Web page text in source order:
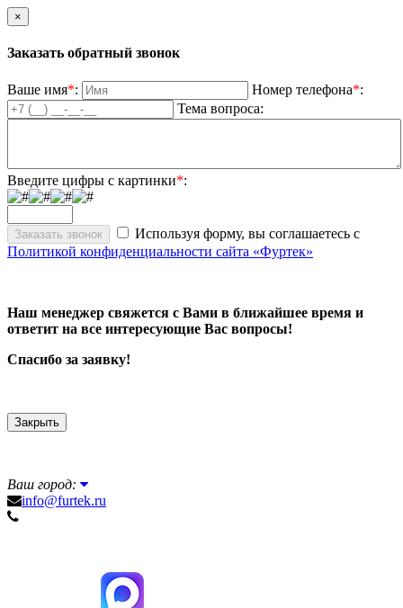
×
Заказать обратный звонок
Ваше имя*: Номер телефона*:
Тема вопроса:
Введите цифры с картинки*:
Используя форму, вы соглашаетесь с
Политикой конфиденциальности сайта «Фуртек»
Наш менеджер свяжется с Вами в ближайшее время и
ответит на все интересующие Вас вопросы!
Спасибо за заявку!
Закрыть
Ваш город:
info@furtek.ru